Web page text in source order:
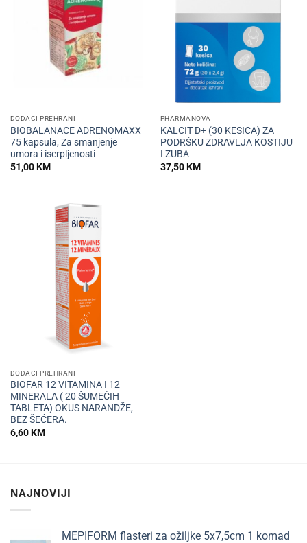
DODACI PREHRANI
BIOBALANACE ADRENOMAXX
75 kapsula, Za smanjenje
umora i iscrpljenosti
51,00KM
PHARMANOVA
KALCIT D+ (30 KESICA) ZA
PODRŠKU ZDRAVLJA KOSTIJU
I ZUBA
37,50KM
DODACI PREHRANI
BIOFAR 12 VITAMINA I 12
MINERALA ( 20 ŠUMEĆIH
TABLETA) OKUS NARANDŽE,
BEZ ŠEĆERA.
6,60KM
NAJNOVIJI
MEPIFORM flasteri za ožiljke 5x7,5cm 1 komad